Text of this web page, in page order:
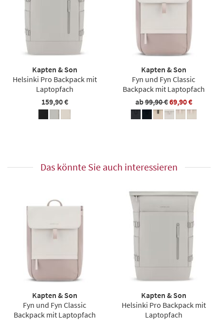
Kapten & Son
Helsinki Pro Backpack mit
Laptopfach
159,90 €
Kapten & Son
Fyn und Fyn Classic
Backpack mit Laptopfach
ab99,90 €69,90 €
Das könnte Sie auch interessieren
Kapten & Son
Fyn und Fyn Classic
Backpack mit Laptopfach
Kapten & Son
Helsinki Pro Backpack mit
Laptopfach